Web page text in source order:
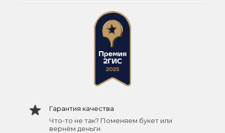
Гарантия качества
Что-то не так? Поменяем букет или
вернём деньги.